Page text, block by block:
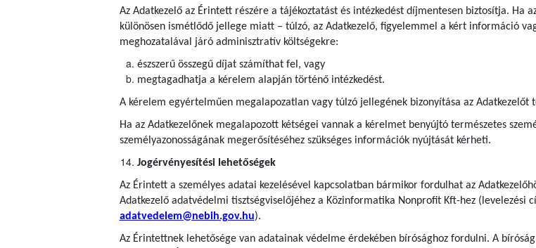
Az Adatkezelő az Érintett részére a tájékoztatást és intézkedést díjmentesen biztosítja. Ha
különösen ismétlődő jellege miatt – túlzó, az Adatkezelő, figyelemmel a kért információ
meghozatalával járó adminisztratív költségekre:
észszerű összegű díjat számíthat fel, vagy
megtagadhatja a kérelem alapján történő intézkedést.
A kérelem egyértelműen megalapozatlan vagy túlzó jellegének bizonyítása az Adatkezelőt
Ha az Adatkezelőnek megalapozott kétségei vannak a kérelmet benyújtó természetes
személyazonosságának megerősítéséhez szükséges információk nyújtását kérheti.
Jogérvényesítési lehetőségek
Az Érintett a személyes adatai kezelésével kapcsolatban bármikor fordulhat az
Adatkezelő adatvédelmi tisztségviselőjéhez a Közinformatika Nonprofit Kft-hez (levelezési
adatvedelem@nebih.gov.hu).
Az Érintettnek lehetősége van adatainak védelme érdekében bírósághoz fordulni. A